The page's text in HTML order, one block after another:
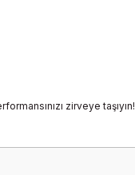
zirveye taşıyın!